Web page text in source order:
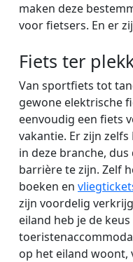
maken deze
voor fietsers. En er
Fiets ter
Van sportfiets tot
gewone elektrische
eenvoudig een fiets
vakantie. Er zijn
in deze branche,
barrière te zijn. Zelf
boeken en
zijn voordelig
eiland heb je de
op het eiland woont,